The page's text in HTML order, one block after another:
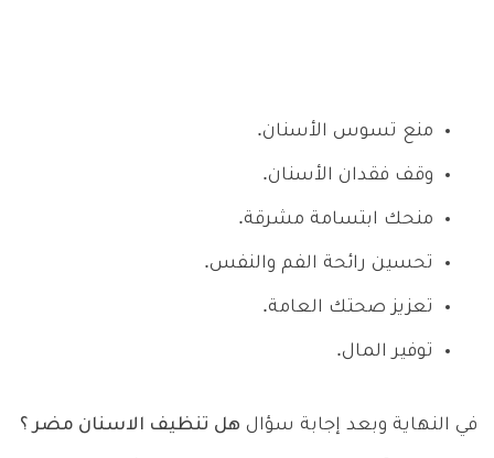
منع تسوس الأسنان.
وقف فقدان الأسنان.
منحك ابتسامة مشرقة.
تحسين رائحة الفم والنفس.
تعزيز صحتك العامة.
توفير المال.
في النهاية وبعد إجابة سؤال هل تنظيف الاسنان مضر ؟